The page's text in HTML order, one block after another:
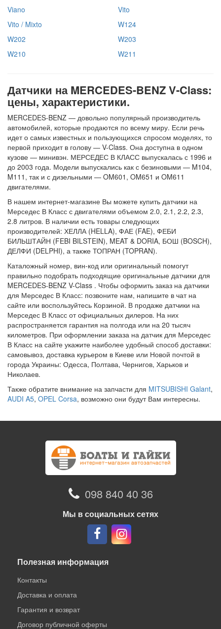
Viano
Vito
Vito / Mixto
W124
W202
W203
W210
W211
Датчики на MERCEDES-BENZ V-Class:
цены, характеристики.
MERCEDES-BENZ — довольно популярный производитель
автомобилей, которые продаются по всему миру. Если речь
идет о самых известных и пользующихся спросом моделях, то
первой приходит в голову — V-Class. Она доступна в одном
кузове — минивэн. МЕРСЕДЕС В КЛАСС выпускалась с 1996 и
до 2003 года. Модели выпускались как с безиновыми — M104,
M111, так и с дизельными — OM601, OM651 и OM611
двигателями.
В нашем интернет-магазине Вы можете купить датчики на
Мерседес В Класс с двигателями объемом 2.0, 2.1, 2.2, 2.3,
2.8 литров. В наличии есть товары следующих
производителей: ХЕЛЛА (HELLA), ФАЕ (FAE), ФЕБИ
БИЛЬШТАЙН (FEBI BILSTEIN), MEAT & DORIA, БОШ (BOSCH),
ДЕЛФИ (DELPHI), а также ТОПРАН (TOPRAN).
Каталожный номер, вин-код или оригинальный помогут
правильно подобрать подходящие оригинальные датчики для
MERCEDES-BENZ V-Class . Чтобы оформить заказ на датчики
для Мерседес В Класс: позвоните нам, напишите в чат на
сайте или воспользуйтесь Корзиной. В продаже датчики на
Мерседес В Класс от официальных дилеров. На них
распространяется гарантия на полгода или на 20 тысяч
километров. При оформлении заказа на датчик для Мерседес
В Класс на сайте укажите наиболее удобный способ доставки:
самовывоз, доставка курьером в Киеве или Новой почтой в
города Украины: Одесса, Полтава, Чернигов, Харьков и
Николаев.
Также обратите внимание на запчасти для MITSUBISHI Galant,
AUDI A5, OPEL Corsa, возможно они будут Вам интересны.
098 840 40 36
Мы в социальных сетях
Полезная информация
Контакты
Доставка и оплата
Гарантия и возврат
Договор публичной оферты